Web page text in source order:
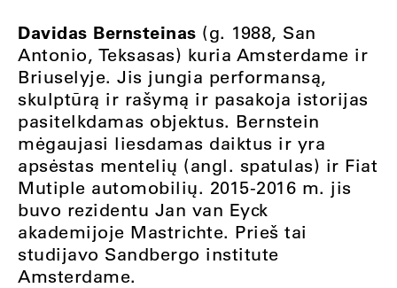
Davidas Bernsteinas (g. 1988, San
Antonio, Teksasas) kuria Amsterdame ir
Briuselyje. Jis jungia performansą,
skulptūrą ir rašymą ir pasakoja istorijas
pasitelkdamas objektus. Bernstein
mėgaujasi liesdamas daiktus ir yra
apsėstas mentelių (angl. spatulas) ir Fiat
Mutiple automobilių. 2015-2016 m. jis
buvo rezidentu Jan van Eyck
akademijoje Mastrichte. Prieš tai
studijavo Sandbergo institute
Amsterdame.